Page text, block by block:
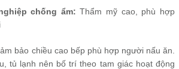
chống ẩm: Thẩm mỹ cao, phù hợp
bảo chiều cao bếp phù hợp người nấu ăn.
tủ lạnh nên bố trí theo tam giác hoạt động